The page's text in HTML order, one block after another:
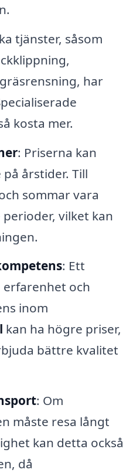
tjänster, såsom
har
kosta mer.
: Priserna kan
årstider. Till
sommar vara
vilket kan
: Ett
och
inom
kan ha högre priser,
bättre kvalitet
: Om
måste resa långt
kan detta också
då